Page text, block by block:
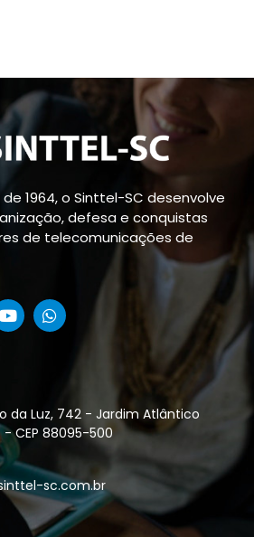
1964, o Sinttel-SC desenvolve
defesa e conquistas
de telecomunicações de
da Luz, 742 - Jardim Atlântico
- CEP 88095-500
sc.com.br